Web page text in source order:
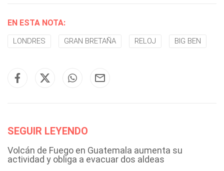
EN ESTA NOTA:
LONDRES GRAN BRETAÑA RELOJ BIG BEN
SEGUIR LEYENDO
Volcán de Fuego en Guatemala aumenta su
actividad y obliga a evacuar dos aldeas